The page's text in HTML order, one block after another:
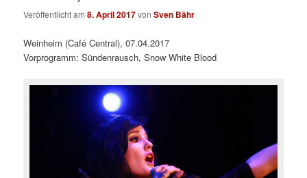
Veröffentlicht am8. April 2017vonSven Bähr
Weinheim (Café Central), 07.04.2017
Vorprogramm: Sündenrausch, Snow White Blood